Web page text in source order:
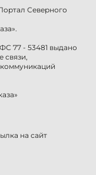
Северного
77 - 53481 выдано
связи,
на сайт